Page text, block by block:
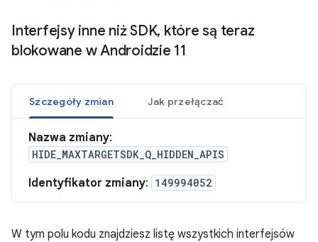
Interfejsy inne niż SDK, które są teraz
blokowane w Androidzie 11
Szczegóły zmian Jak przełączać
Nazwa zmiany:
HIDE_MAXTARGETSDK_Q_HIDDEN_APIS
Identyfikator zmiany: 149994052
W tym polu kodu znajdziesz listę wszystkich interfejsów